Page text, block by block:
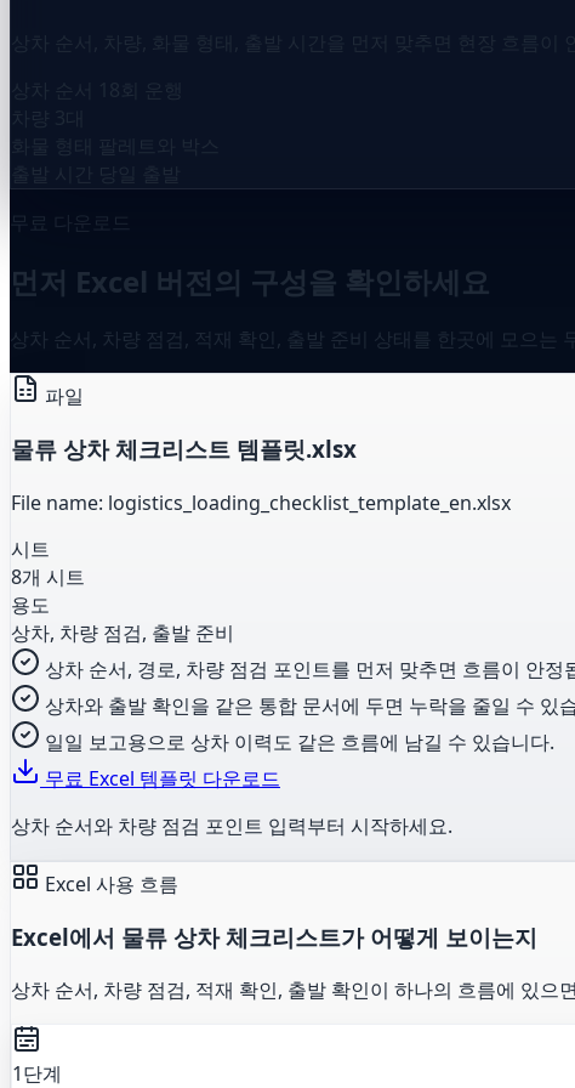
상차 순서, 차량, 화물 형태, 출발 시간을 먼저 맞추면 현장 흐름이
18회 운행
차량
3대
팔레트와 박스
무료 다운로드
먼저 Excel 버전의 구성을 확인하세요
상차 순서, 차량 점검, 적재 확인, 출발 준비 상태를 한곳에 모으
파일
물류 상차 체크리스트 템플릿.xlsx
File name: logistics_loading_checklist_template_en.xlsx
시트
8개 시트
용도
상차, 차량 점검, 출발 준비
상차 순서, 경로, 차량 점검 포인트를 먼저 맞추면 흐름이 안정
상차와 출발 확인을 같은 통합 문서에 두면 누락을 줄일 수 있
일일 보고용으로 상차 이력도 같은 흐름에 남길 수 있습니다.
무료 Excel 템플릿 다운로드
상차 순서와 차량 점검 포인트 입력부터 시작하세요.
Excel 사용 흐름
Excel에서 물류 상차 체크리스트가 어떻게 보이는지
상차 순서, 차량 점검, 적재 확인, 출발 확인이 하나의 흐름에 있으
1단계